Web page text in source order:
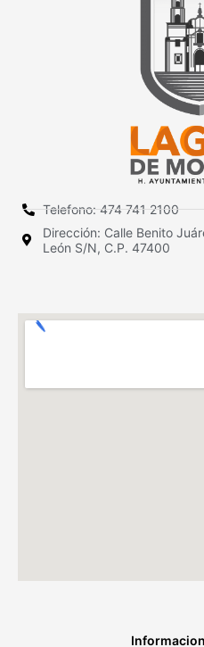
Telefono: 474 741 2100
Dirección: Calle Benito
León S/N, C.P. 47400